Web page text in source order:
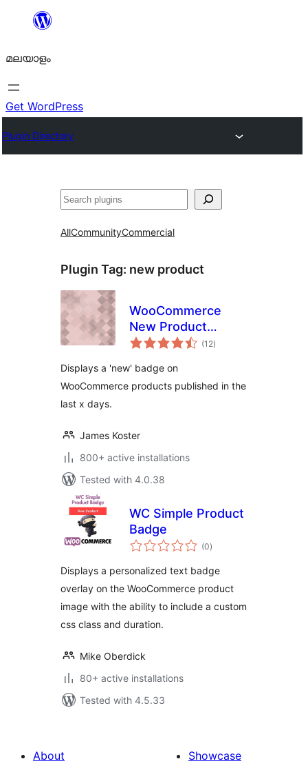
ഉള്ളടക്കത്തിലേക്ക്
മലയാളം
Get WordPress
Plugin Directory
തിരയുക
AllCommunityCommercial
Plugin Tag: new product
WooCommerce
New Product
Badge
(12total
ratings
)
Displays a 'new' badge on
WooCommerce products published in the
last x days.
James Koster
800+ active installations
Tested with 4.0.38
WC Simple Product
Badge
(0total
ratings
)
Displays a personalized text badge
overlay on the WooCommerce product
image with the ability to include a custom
css class and duration.
Mike Oberdick
80+ active installations
Tested with 4.5.33
About
Showcase